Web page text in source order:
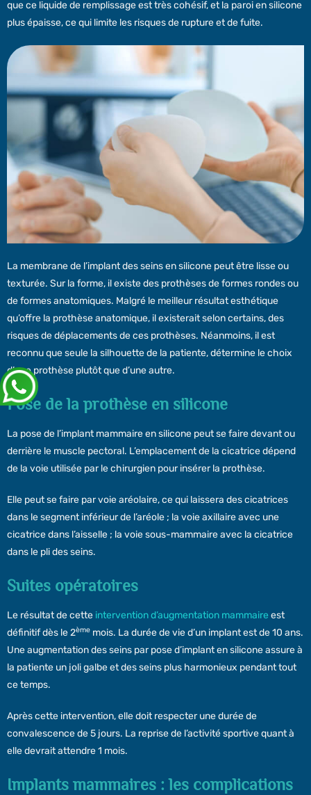
que ce liquide de remplissage est très cohésif, et la paroi en silicone
plus épaisse, ce qui limite les risques de rupture et de fuite.
La membrane de l’implant des seins en silicone peut être lisse ou
texturée. Sur la forme, il existe des prothèses de formes rondes ou
de formes anatomiques. Malgré le meilleur résultat esthétique
qu’offre la prothèse anatomique, il existerait selon certains, des
risques de déplacements de ces prothèses. Néanmoins, il est
reconnu que seule la silhouette de la patiente, détermine le choix
d’une prothèse plutôt que d’une autre.
Pose de la prothèse en silicone
La pose de l’implant mammaire en silicone peut se faire devant ou
derrière le muscle pectoral. L’emplacement de la cicatrice dépend
de la voie utilisée par le chirurgien pour insérer la prothèse.
Elle peut se faire par voie aréolaire, ce qui laissera des cicatrices
dans le segment inférieur de l’aréole ; la voie axillaire avec une
cicatrice dans l’aisselle ; la voie sous-mammaire avec la cicatrice
dans le pli des seins.
Suites opératoires
Le résultat de cette intervention d’augmentation mammaire est
définitif dès le 2ème mois. La durée de vie d’un implant est de 10 ans.
Une augmentation des seins par pose d’implant en silicone assure à
la patiente un joli galbe et des seins plus harmonieux pendant tout
ce temps.
Après cette intervention, elle doit respecter une durée de
convalescence de 5 jours. La reprise de l’activité sportive quant à
elle devrait attendre 1 mois.
Implants mammaires : les complications